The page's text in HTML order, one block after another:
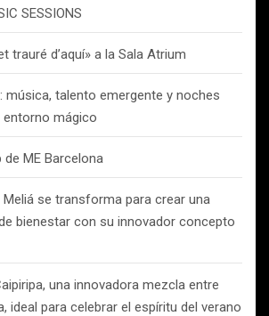
SESSIONS
trauré d’aquí» a la Sala Atrium
música, talento emergente y noches
entorno mágico
ME Barcelona
Meliá se transforma para crear una
bienestar con su innovador concepto
una innovadora mezcla entre
ideal para celebrar el espíritu del verano